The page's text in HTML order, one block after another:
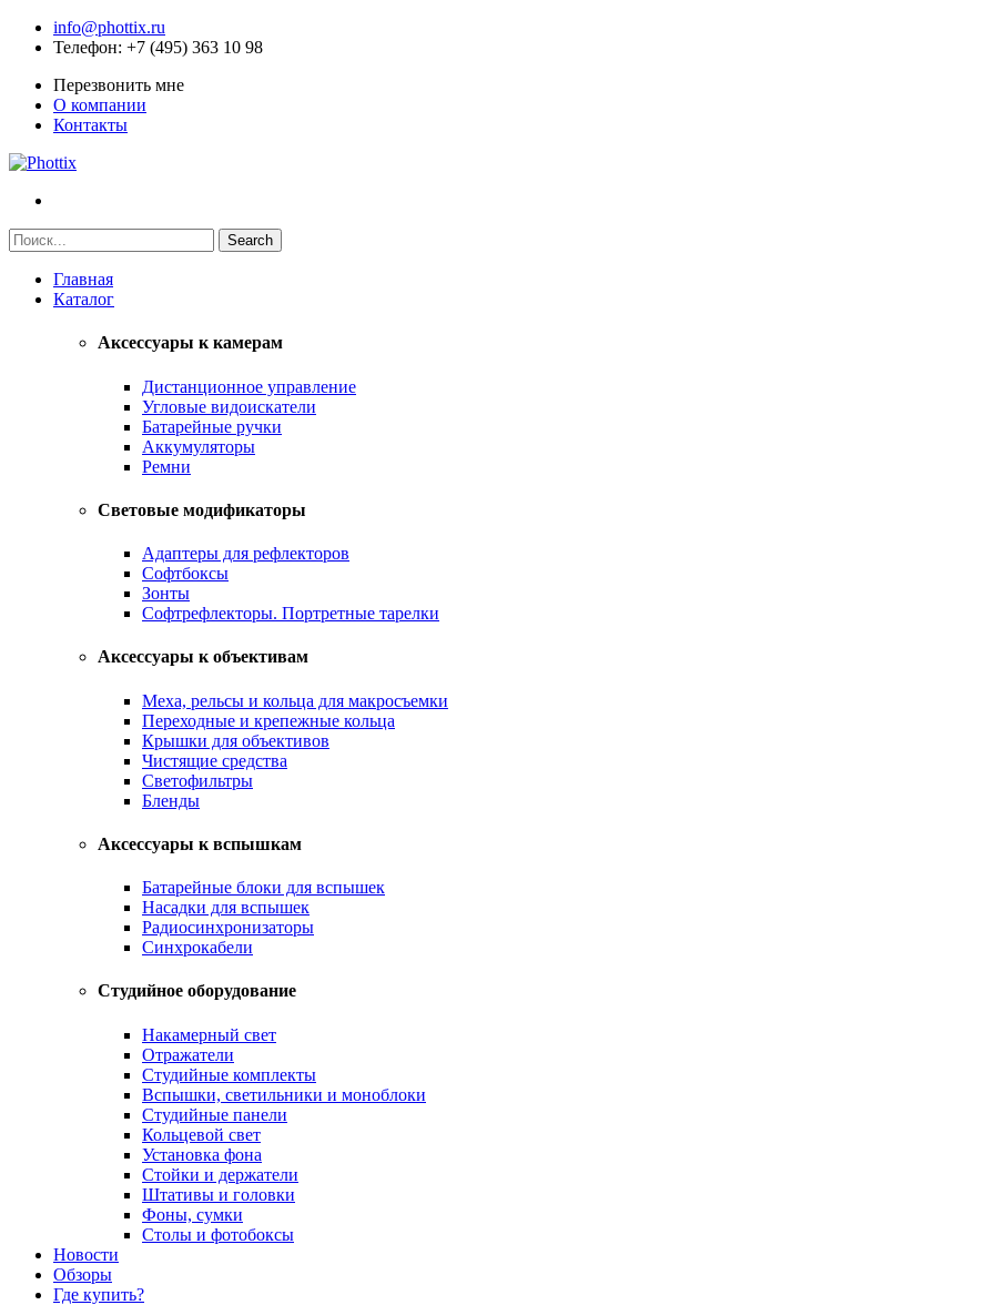
info@phottix.ru
Телефон: +7 (495) 363 10 98
Перезвонить мне
О компании
Контакты
Главная
Каталог
Аксессуары к камерам
Дистанционное управление
Угловые видоискатели
Батарейные ручки
Аккумуляторы
Ремни
Световые модификаторы
Адаптеры для рефлекторов
Софтбоксы
Зонты
Софтрефлекторы. Портретные тарелки
Аксессуары к объективам
Меха, рельсы и кольца для макросъемки
Переходные и крепежные кольца
Крышки для объективов
Чистящие средства
Светофильтры
Бленды
Аксессуары к вспышкам
Батарейные блоки для вспышек
Насадки для вспышек
Радиосинхронизаторы
Синхрокабели
Студийное оборудование
Накамерный свет
Отражатели
Студийные комплекты
Вспышки, светильники и моноблоки
Студийные панели
Кольцевой свет
Установка фона
Стойки и держатели
Штативы и головки
Фоны, сумки
Столы и фотобоксы
Новости
Обзоры
Где купить?